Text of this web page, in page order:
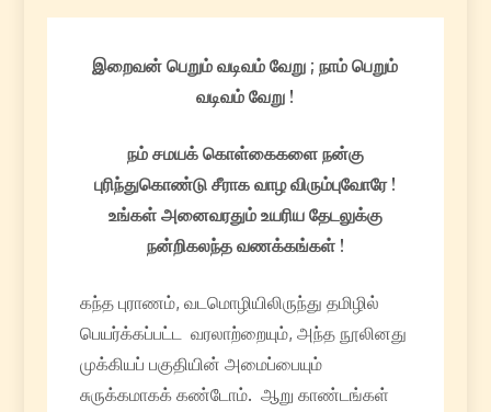
இறைவன் பெறும் வடிவம் வேறு ; நாம் பெறும்
வடிவம் வேறு !
நம் சமயக் கொள்கைகளை நன்கு
புரிந்துகொண்டு சீராக வாழ விரும்புவோரே !
உங்கள் அனைவரதும் உயரிய தேடலுக்கு
நன்றிகலந்த வணக்கங்கள் !
கந்த புராணம், வடமொழியிலிருந்து தமிழில்
பெயர்க்கப்பட்ட வரலாற்றையும், அந்த நூலினது
முக்கியப் பகுதியின் அமைப்பையும்
சுருக்கமாகக் கண்டோம். ஆறு காண்டங்கள்